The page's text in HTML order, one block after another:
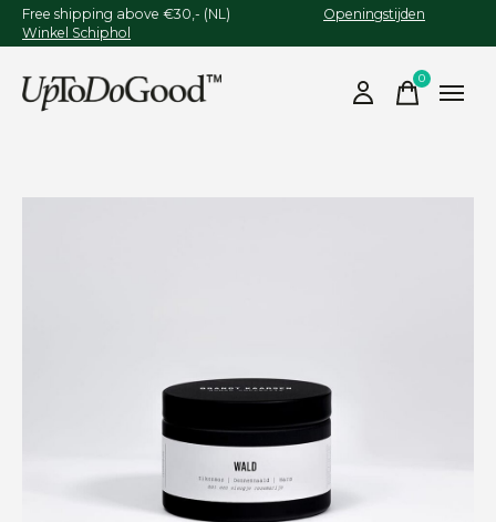
Free shipping above €30,- (NL) Openingstijden
Winkel Schiphol
0items